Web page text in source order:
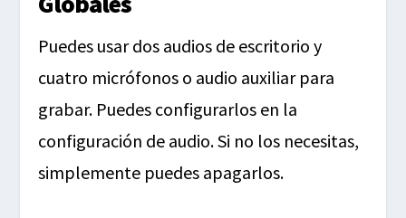
Puedes usar dos audios de escritorio y
cuatro micrófonos o audio auxiliar para
grabar. Puedes configurarlos en la
configuración de audio. Si no los necesitas,
simplemente puedes apagarlos.